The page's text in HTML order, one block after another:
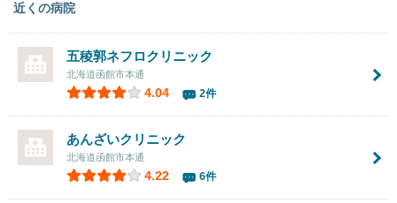
近くの病院
五稜郭ネフロクリニック
北海道函館市本通
4.04 2件
あんざいクリニック
北海道函館市本通
4.22 6件